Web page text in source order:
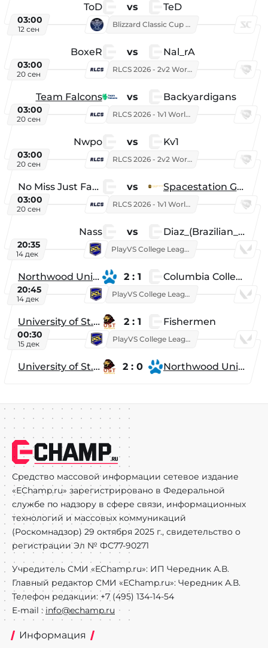
ToD vs TeD
03:00
12 сен
Blizzard Classic Cup 2026
BoxeR vs Nal_rA
03:00
20 сен
RLCS 2026 - 2v2 World Championship
Team Falcons vs Backyardigans
03:00
20 сен
RLCS 2026 - 1v1 World Championship
Nwpo vs Kv1
03:00
20 сен
RLCS 2026 - 2v2 World Championship
No Miss Just Fake vs Spacestation Gaming
03:00
20 сен
RLCS 2026 - 1v1 World Championship
Nass vs Diaz_(Brazilian_Player)
20:35
14 дек
PlayVS College League 2025: Fall
Northwood University 2 : 1 Columbia College
20:45
14 дек
PlayVS College League 2025: Fall
University of St. Thomas 2 : 1 Fishermen
00:30
15 дек
PlayVS College League 2025: Fall
University of St. Thomas 2 : 0 Northwood University
Средство массовой информации сетевое издание
«EChamp.ru» зарегистрировано в Федеральной
службе по надзору в сфере связи, информационных
технологий и массовых коммуникаций
(Роскомнадзор) 29 октября 2025 г., свидетельство о
регистрации Эл № ФС77-90271
Учредитель СМИ «EChamp.ru»: ИП Чередник А.В.
Главный редактор СМИ «EChamp.ru»: Чередник А.В.
Телефон редакции: +7 (495) 134-14-54
E-mail : info@echamp.ru
Информация